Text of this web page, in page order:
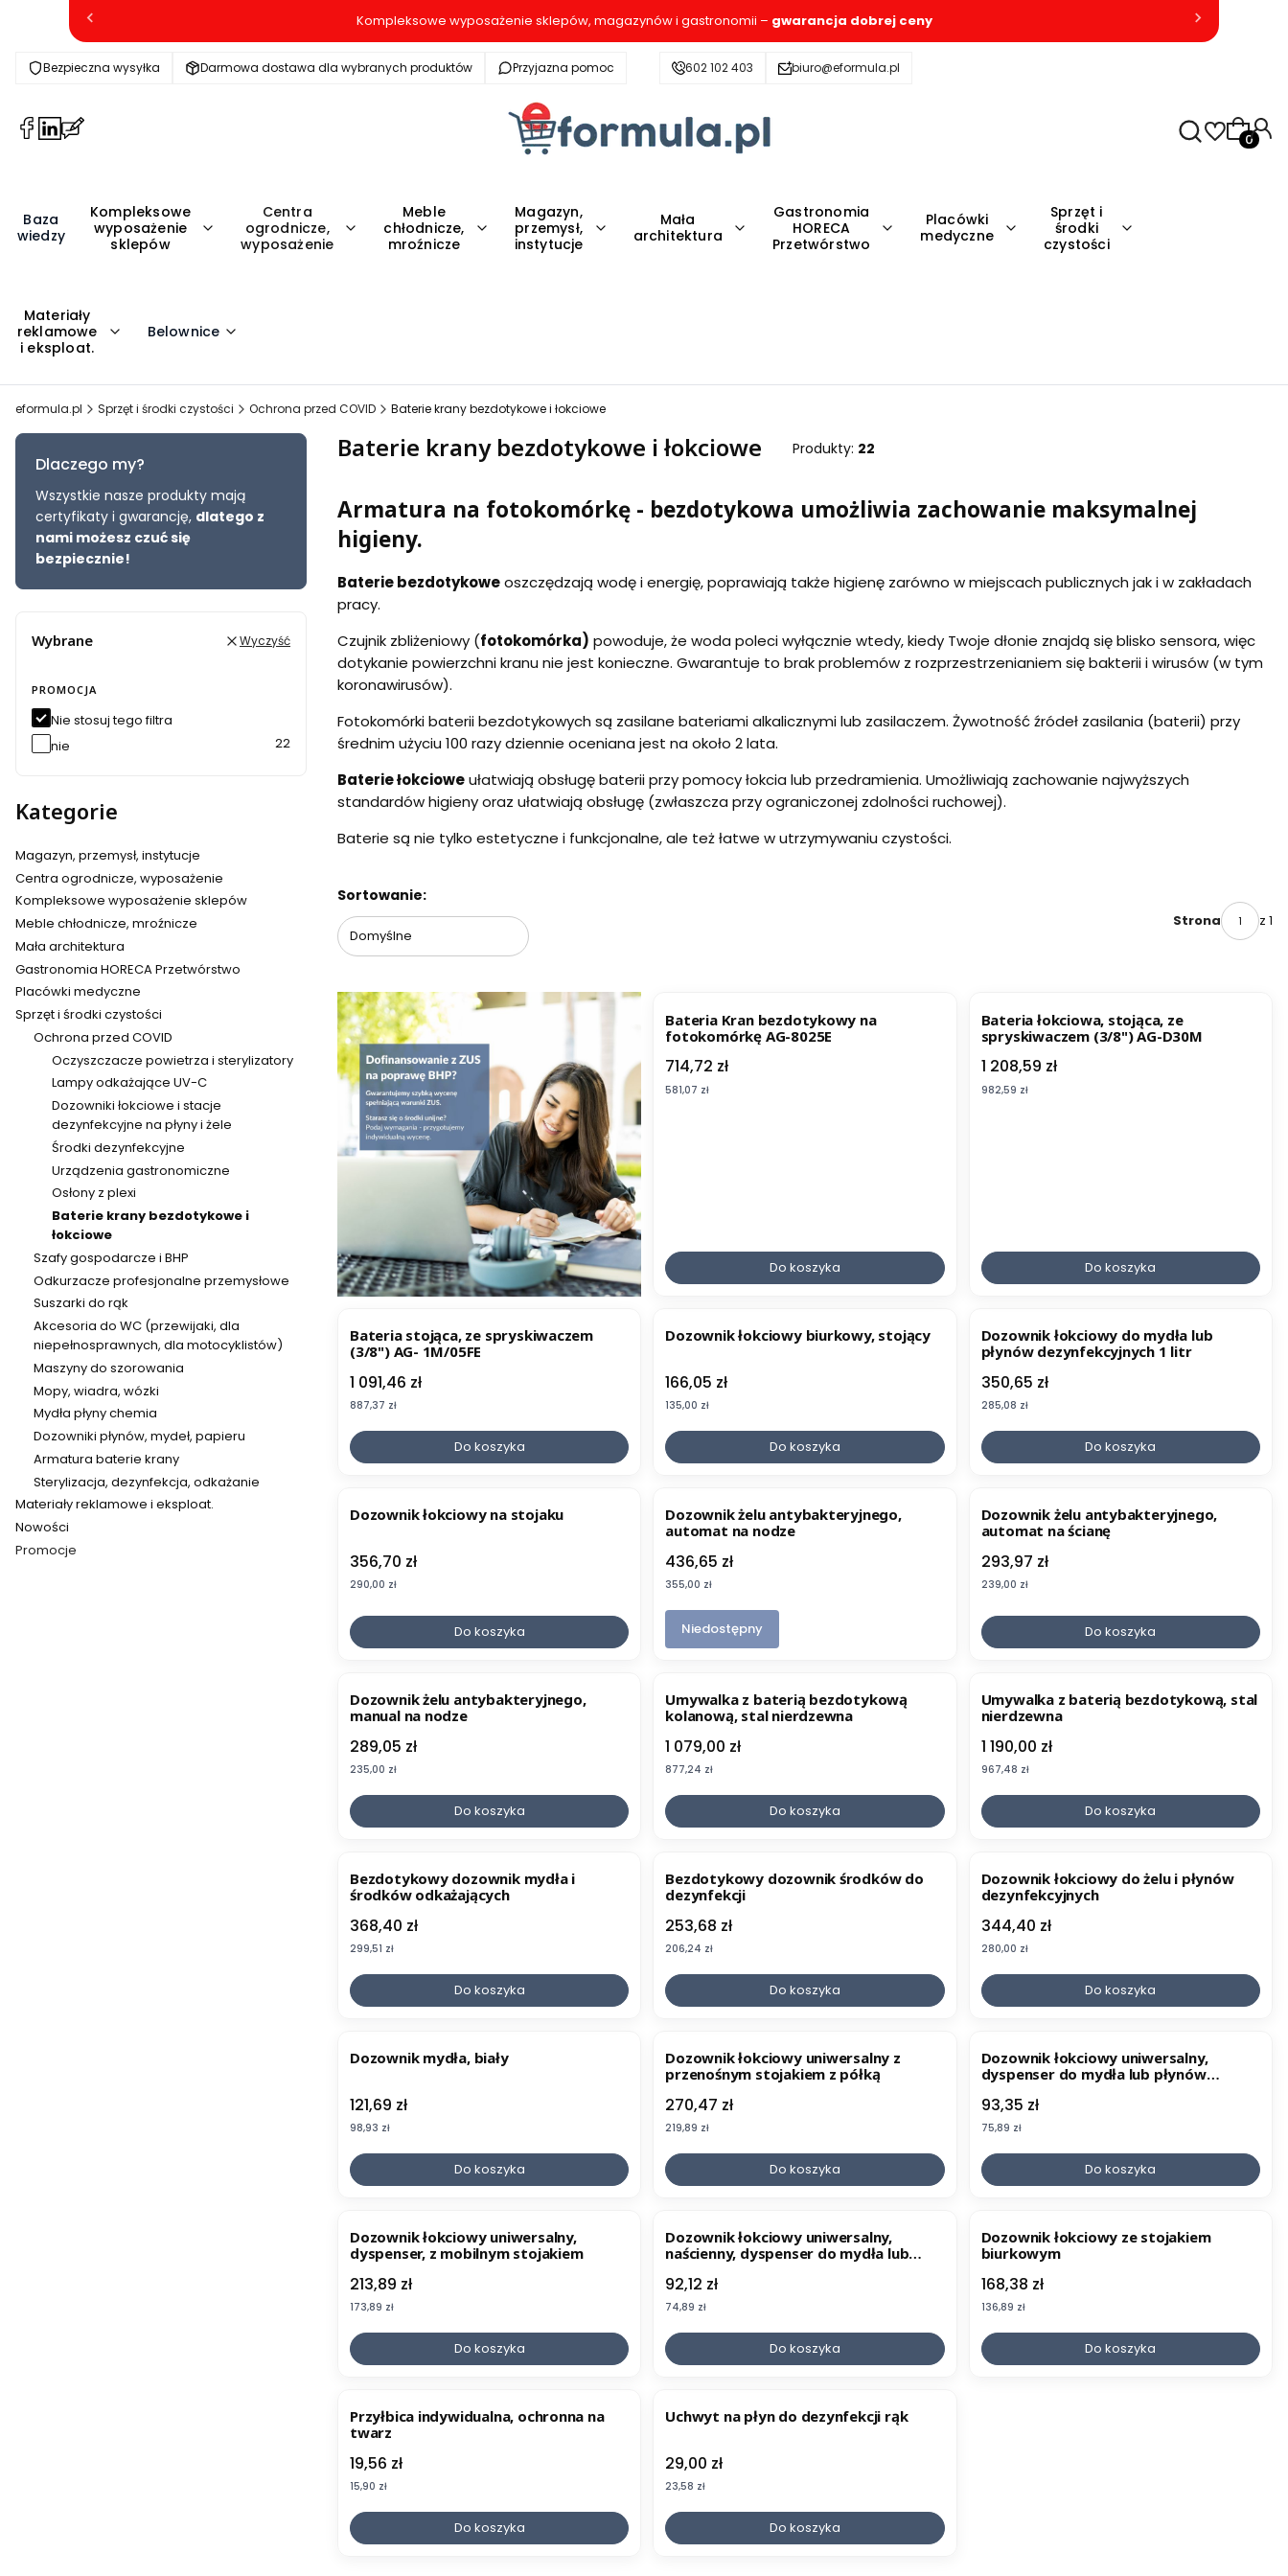
Kompleksowe wyposażenie sklepów, magazynów i gastronomii – gwarancja dobrej ceny
Bezpieczna wysyłka Darmowa dostawa dla wybranych produktów Przyjazna pomoc 602 102 403 biuro@eformula.pl
(Otwiera
karcie)
(Otwiera
karcie)
(Otwiera
karcie)
Baza
wiedzy
Kompleksowe
wyposażenie
sklepów
Centra
ogrodnicze,
wyposażenie
Meble
chłodnicze,
mroźnicze
Magazyn,
przemysł,
instytucje
Mała
architektura
Gastronomia
HORECA
Przetwórstwo
Placówki
medyczne
Sprzęt i
środki
czystości
Materiały
reklamowe
i eksploat.
Belownice
eformula.pl Sprzęt i środki czystości Ochrona przed COVID Baterie krany bezdotykowe i łokciowe
Dlaczego my?
Wszystkie nasze produkty mają
certyfikaty i gwarancję, dlatego z
nami możesz czuć się
bezpiecznie!
Wybrane Wyczyść
PROMOCJA
Nie stosuj tego filtra
nie
22
Kategorie
Magazyn, przemysł, instytucje
Centra ogrodnicze, wyposażenie
Kompleksowe wyposażenie sklepów
Meble chłodnicze, mroźnicze
Mała architektura
Gastronomia HORECA Przetwórstwo
Placówki medyczne
Sprzęt i środki czystości
Ochrona przed COVID
Oczyszczacze powietrza i sterylizatory
Lampy odkażające UV-C
Dozowniki łokciowe i stacje
dezynfekcyjne na płyny i żele
Środki dezynfekcyjne
Urządzenia gastronomiczne
Osłony z plexi
Baterie krany bezdotykowe i
łokciowe
Szafy gospodarcze i BHP
Odkurzacze profesjonalne przemysłowe
Suszarki do rąk
Akcesoria do WC (przewijaki, dla
niepełnosprawnych, dla motocyklistów)
Maszyny do szorowania
Mopy, wiadra, wózki
Mydła płyny chemia
Dozowniki płynów, mydeł, papieru
Armatura baterie krany
Sterylizacja, dezynfekcja, odkażanie
Materiały reklamowe i eksploat.
Nowości
Promocje
Baterie krany bezdotykowe i łokciowe Produkty: 22
Armatura na fotokomórkę - bezdotykowa umożliwia zachowanie maksymalnej
higieny.
Baterie bezdotykoweoszczędzają wodę i energię, poprawiają także higienę zarówno w miejscach publicznych jak i w zakładach
pracy.
Czujnik zbliżeniowy (fotokomórka) powoduje, że woda poleci wyłącznie wtedy, kiedy Twoje dłonie znajdą się blisko sensora, więc
dotykanie powierzchni kranu nie jest konieczne. Gwarantuje to brak problemów z rozprzestrzenianiem się bakterii i wirusów (w tym
koronawirusów).
Fotokomórki baterii bezdotykowych są zasilane bateriami alkalicznymi lub zasilaczem. Żywotność źródeł zasilania (baterii) przy
średnim użyciu 100 razy dziennie oceniana jest na około 2 lata.
Baterie łokcioweułatwiają obsługę baterii przy pomocy łokcia lub przedramienia. Umożliwiają zachowanie najwyższych
standardów higieny oraz ułatwiają obsługę (zwłaszcza przy ograniczonej zdolności ruchowej).
Baterie są nie tylko estetyczne i funkcjonalne, ale też łatwe w utrzymywaniu czystości.
Lista produktów
Sortowanie:
Domyślne
Strona z 1
Bateria Kran bezdotykowy na
fotokomórkę AG-8025E
Cena
714,72 zł
Cena
581,07 zł
Do koszyka
Bateria łokciowa, stojąca, ze
spryskiwaczem (3/8") AG-D30M
Cena
1 208,59 zł
Cena
982,59 zł
Do koszyka
Bateria stojąca, ze spryskiwaczem
(3/8") AG- 1M/05FE
Cena
1 091,46 zł
Cena
887,37 zł
Do koszyka
Dozownik łokciowy biurkowy, stojący
Cena
166,05 zł
Cena
135,00 zł
Do koszyka
Dozownik łokciowy do mydła lub
płynów dezynfekcyjnych 1 litr
Cena
350,65 zł
Cena
285,08 zł
Do koszyka
Dozownik łokciowy na stojaku
Cena
356,70 zł
Cena
290,00 zł
Do koszyka
Dozownik żelu antybakteryjnego,
automat na nodze
Cena
436,65 zł
Cena
355,00 zł
Niedostępny
Dozownik żelu antybakteryjnego,
automat na ścianę
Cena
293,97 zł
Cena
239,00 zł
Do koszyka
Dozownik żelu antybakteryjnego,
manual na nodze
Cena
289,05 zł
Cena
235,00 zł
Do koszyka
Umywalka z baterią bezdotykową
kolanową, stal nierdzewna
Cena
1 079,00 zł
Cena
877,24 zł
Do koszyka
Umywalka z baterią bezdotykową, stal
nierdzewna
Cena
1 190,00 zł
Cena
967,48 zł
Do koszyka
Bezdotykowy dozownik mydła i
środków odkażających
Cena
368,40 zł
Cena
299,51 zł
Do koszyka
Bezdotykowy dozownik środków do
dezynfekcji
Cena
253,68 zł
Cena
206,24 zł
Do koszyka
Dozownik łokciowy do żelu i płynów
dezynfekcyjnych
Cena
344,40 zł
Cena
280,00 zł
Do koszyka
Dozownik mydła, biały
Cena
121,69 zł
Cena
98,93 zł
Do koszyka
Dozownik łokciowy uniwersalny z
przenośnym stojakiem z półką
Cena
270,47 zł
Cena
219,89 zł
Do koszyka
Dozownik łokciowy uniwersalny,
dyspenser do mydła lub płynów
Cena
93,35 zł
Cena
75,89 zł
Do koszyka
Dozownik łokciowy uniwersalny,
dyspenser, z mobilnym stojakiem
Cena
213,89 zł
Cena
173,89 zł
Do koszyka
Dozownik łokciowy uniwersalny,
naścienny, dyspenser do mydła lub
Cena
92,12 zł
Cena
74,89 zł
Do koszyka
Dozownik łokciowy ze stojakiem
biurkowym
Cena
168,38 zł
Cena
136,89 zł
Do koszyka
Przyłbica indywidualna, ochronna na
twarz
Cena
19,56 zł
Cena
15,90 zł
Do koszyka
Uchwyt na płyn do dezynfekcji rąk
Cena
29,00 zł
Cena
23,58 zł
Do koszyka